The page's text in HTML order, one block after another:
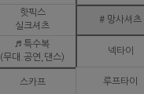
핫픽스
실크셔츠
# 망사셔츠
♬ 특수복
(무대.공연,댄스)
넥타이
스카프 루프타이